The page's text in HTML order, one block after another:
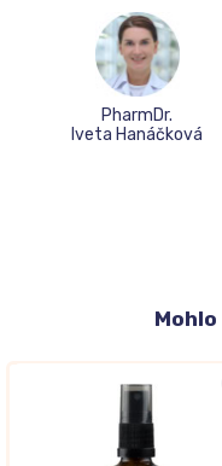
PharmDr.
Iveta Hanáčková
Mohlo